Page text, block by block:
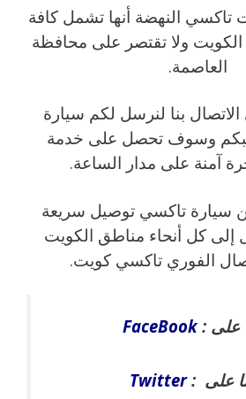
تاكسي النهضة أنها تشمل كافة
ولا تقتصر على محافظة
العاصمة.
بنا لنرسل لكم سيارة
وسوف تحصل على خدمة
آمنة على مدار الساعة.
سيارة تاكسي توصيل سريعة
كل أنحاء مناطق الكويت
الفوري تاكسي كويت.
على :FaceBook
على :Twitter